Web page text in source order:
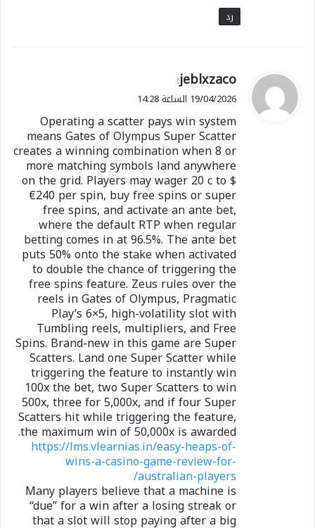
رد
ي
ق
ل
jeblxzaco
:
19/04/2026 الساعة 14:28
Operating a scatter pays win system
means Gates of Olympus Super Scatter
creates a winning combination when 8 or
more matching symbols land anywhere
on the grid. Players may wager 20 c to $
€240 per spin, buy free spins or super
free spins, and activate an ante bet,
where the default RTP when regular
betting comes in at 96.5%. The ante bet
puts 50% onto the stake when activated
to double the chance of triggering the
free spins feature. Zeus rules over the
reels in Gates of Olympus, Pragmatic
Play’s 6×5, high-volatility slot with
Tumbling reels, multipliers, and Free
Spins. Brand-new in this game are Super
Scatters. Land one Super Scatter while
triggering the feature to instantly win
100x the bet, two Super Scatters to win
500x, three for 5,000x, and if four Super
Scatters hit while triggering the feature,
the maximum win of 50,000x is awarded.
https://lms.vlearnias.in/easy-heaps-of-
wins-a-casino-game-review-for-
australian-players/
Many players believe that a machine is
“due” for a win after a losing streak or
that a slot will stop paying after a big